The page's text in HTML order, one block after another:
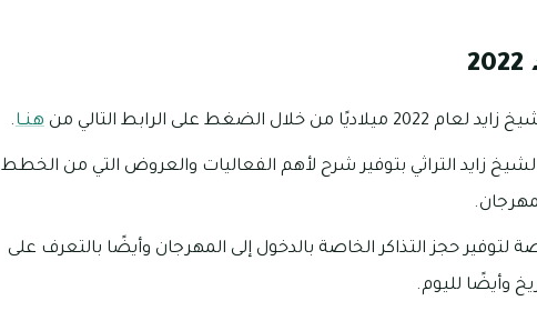
على الرابط التالي من هنــا.
زايد التراثي بتوفير شرح لأهم الفعاليات والعروض التي من الخطط
لتوفير حجز التذاكر الخاصة بالدخول إلى المهرجان وأيضًا بالتعرف على
وأيضًا لليوم.